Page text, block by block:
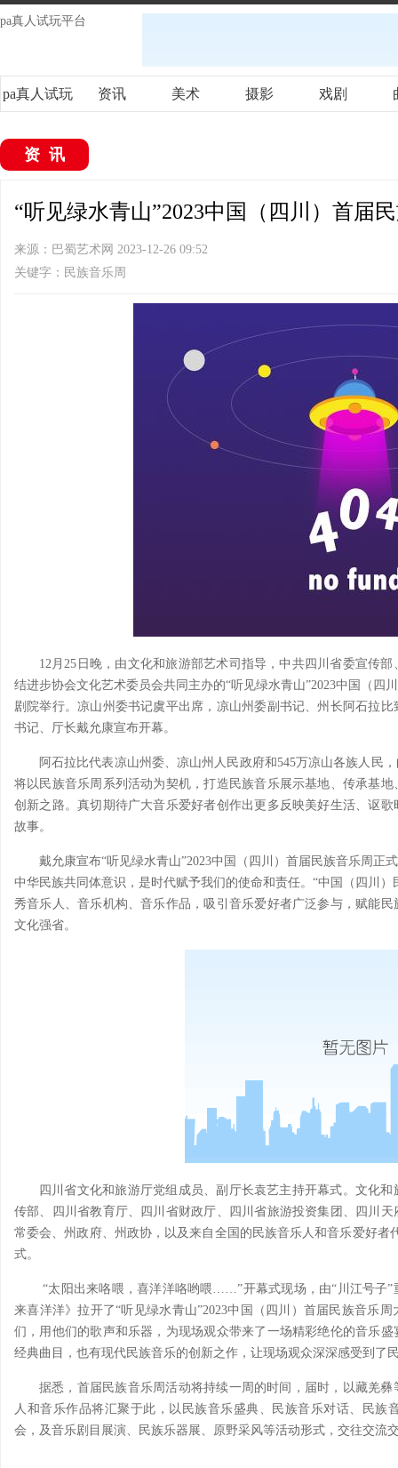
pa真人试玩平台
pa真人试玩 资讯 美术 摄影 戏剧
资讯
“听见绿水青山”2023中国（四川）首届
来源：巴蜀艺术网 2023-12-26 09:52
关键字：民族音乐周
12月25日晚，由文化和旅游部艺术司指导，中共四川省委宣传
结进步协会文化艺术委员会共同主办的“听见绿水青山”2023中国（四
剧院举行。凉山州委书记虞平出席，凉山州委副书记、州长阿石拉
书记、厅长戴允康宣布开幕。
阿石拉比代表凉山州委、凉山州人民政府和545万凉山各族人民
将以民族音乐周系列活动为契机，打造民族音乐展示基地、传承基
创新之路。真切期待广大音乐爱好者创作出更多反映美好生活、讴
故事。
戴允康宣布“听见绿水青山”2023中国（四川）首届民族音乐周正
中华民族共同体意识，是时代赋予我们的使命和责任。“中国（四川
秀音乐人、音乐机构、音乐作品，吸引音乐爱好者广泛参与，赋能
文化强省。
四川省文化和旅游厅党组成员、副厅长袁艺主持开幕式。文化
传部、四川省教育厅、四川省财政厅、四川省旅游投资集团、四川
常委会、州政府、州政协，以及来自全国的民族音乐人和音乐爱好
式。
“太阳出来咯喂，喜洋洋咯哟喂……”开幕式现场，由“川江号子
来喜洋洋》拉开了“听见绿水青山”2023中国（四川）首届民族音乐
们，用他们的歌声和乐器，为现场观众带来了一场精彩绝伦的音乐
经典曲目，也有现代民族音乐的创新之作，让现场观众深深感受到了
据悉，首届民族音乐周活动将持续一周的时间，届时，以藏羌
人和音乐作品将汇聚于此，以民族音乐盛典、民族音乐对话、民族
会，及音乐剧目展演、民族乐器展、原野采风等活动形式，交往交流